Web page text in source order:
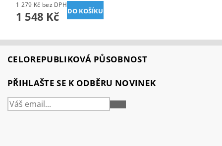
1 279 Kč bez DPH
1 548 Kč
CELOREPUBLIKOVÁ PŮSOBNOST
PŘIHLAŠTE SE K ODBĚRU NOVINEK
PŘIHLÁSIT